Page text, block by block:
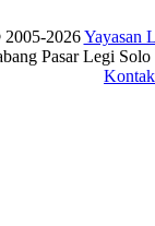
2026Yayasan
Pasar Legi
Kontak